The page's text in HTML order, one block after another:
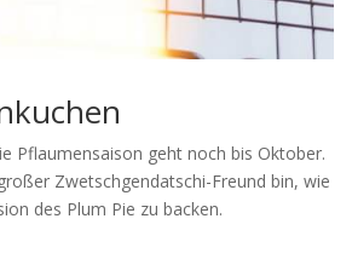
Pflaumensaison geht noch bis Oktober.
Zwetschgendatschi-Freund bin, wie
des Plum Pie zu backen.